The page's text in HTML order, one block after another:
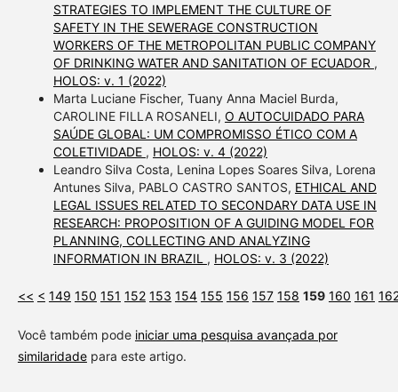
STRATEGIES TO IMPLEMENT THE CULTURE OF
SAFETY IN THE SEWERAGE CONSTRUCTION
WORKERS OF THE METROPOLITAN PUBLIC COMPANY
OF DRINKING WATER AND SANITATION OF ECUADOR ,
HOLOS: v. 1 (2022)
Marta Luciane Fischer, Tuany Anna Maciel Burda,
CAROLINE FILLA ROSANELI, O AUTOCUIDADO PARA
SAÚDE GLOBAL: UM COMPROMISSO ÉTICO COM A
COLETIVIDADE , HOLOS: v. 4 (2022)
Leandro Silva Costa, Lenina Lopes Soares Silva, Lorena
Antunes Silva, PABLO CASTRO SANTOS, ETHICAL AND
LEGAL ISSUES RELATED TO SECONDARY DATA USE IN
RESEARCH: PROPOSITION OF A GUIDING MODEL FOR
PLANNING, COLLECTING AND ANALYZING
INFORMATION IN BRAZIL , HOLOS: v. 3 (2022)
<< < 149 150 151 152 153 154 155 156 157 158 159 160 161
Você também pode iniciar uma pesquisa avançada por
similaridadepara este artigo.